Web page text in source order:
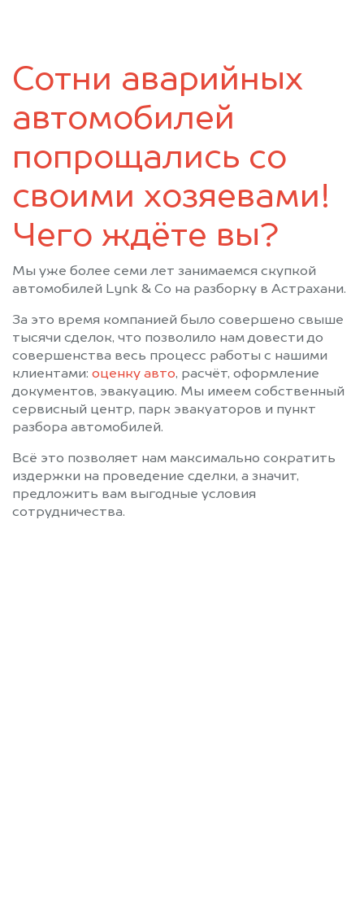
Сотни аварийных
автомобилей
попрощались со
своими хозяевами!
Чего ждёте вы?
Мы уже более семи лет занимаемся скупкой
автомобилей Lynk & Co на разборку в Астрахани.
За это время компанией было совершено свыше
тысячи сделок, что позволило нам довести до
совершенства весь процесс работы с нашими
клиентами: оценку авто, расчёт, оформление
документов, эвакуацию. Мы имеем собственный
сервисный центр, парк эвакуаторов и пункт
разбора автомобилей.
Всё это позволяет нам максимально сократить
издержки на проведение сделки, а значит,
предложить вам выгодные условия
сотрудничества.